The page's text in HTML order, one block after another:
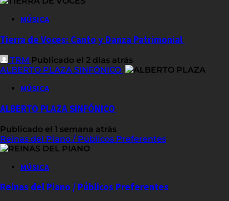
MÚSICA
Tierra de Voces: Canto y Danza Patrimonial
TRM Publicado el 2 días atrás
ALBERTO PLAZA SINFÓNICO
MÚSICA
ALBERTO PLAZA SINFÓNICO
Publicado el 1 semana atrás
Reinas del Piano / Públicos Preferentes
MÚSICA
Reinas del Piano / Públicos Preferentes